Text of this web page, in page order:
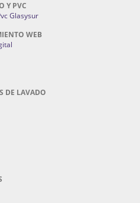
Y PVC
Glasysur
WEB
DE LAVADO